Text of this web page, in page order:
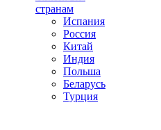
странам
Испания
Россия
Китай
Индия
Польша
Беларусь
Турция